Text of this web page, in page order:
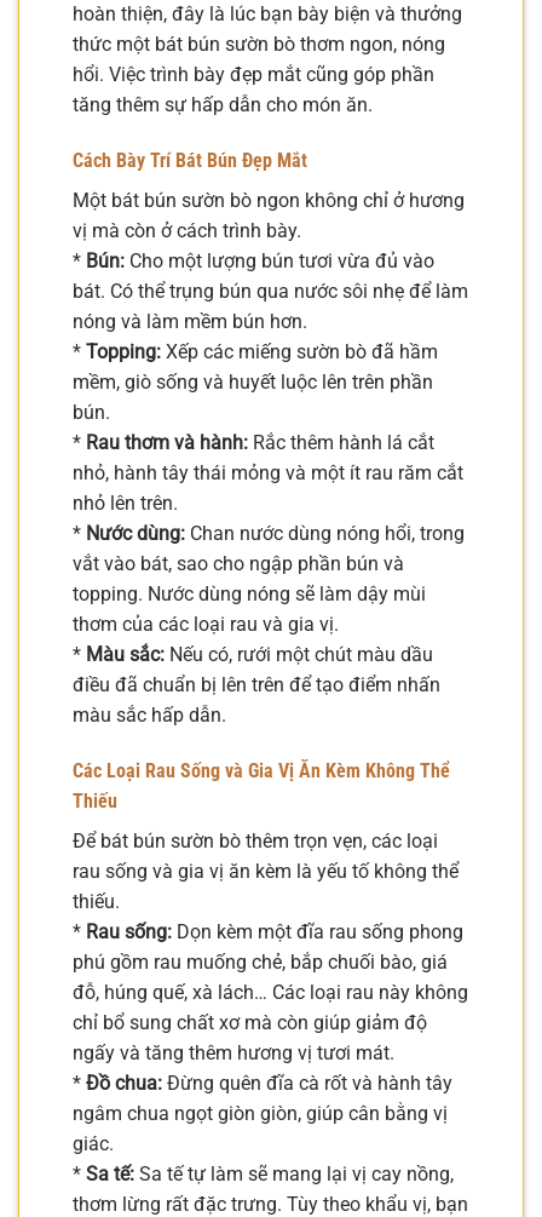
hoàn thiện, đây là lúc bạn bày biện và thưởng
thức một bát bún sườn bò thơm ngon, nóng
hổi. Việc trình bày đẹp mắt cũng góp phần
tăng thêm sự hấp dẫn cho món ăn.
Cách Bày Trí Bát Bún Đẹp Mắt
Một bát bún sườn bò ngon không chỉ ở hương
vị mà còn ở cách trình bày.
* Bún: Cho một lượng bún tươi vừa đủ vào
bát. Có thể trụng bún qua nước sôi nhẹ để làm
nóng và làm mềm bún hơn.
* Topping: Xếp các miếng sườn bò đã hầm
mềm, giò sống và huyết luộc lên trên phần
bún.
* Rau thơm và hành: Rắc thêm hành lá cắt
nhỏ, hành tây thái mỏng và một ít rau răm cắt
nhỏ lên trên.
* Nước dùng: Chan nước dùng nóng hổi, trong
vắt vào bát, sao cho ngập phần bún và
topping. Nước dùng nóng sẽ làm dậy mùi
thơm của các loại rau và gia vị.
* Màu sắc: Nếu có, rưới một chút màu dầu
điều đã chuẩn bị lên trên để tạo điểm nhấn
màu sắc hấp dẫn.
Các Loại Rau Sống và Gia Vị Ăn Kèm Không Thể
Thiếu
Để bát bún sườn bò thêm trọn vẹn, các loại
rau sống và gia vị ăn kèm là yếu tố không thể
thiếu.
* Rau sống: Dọn kèm một đĩa rau sống phong
phú gồm rau muống chẻ, bắp chuối bào, giá
đỗ, húng quế, xà lách… Các loại rau này không
chỉ bổ sung chất xơ mà còn giúp giảm độ
ngấy và tăng thêm hương vị tươi mát.
* Đồ chua: Đừng quên đĩa cà rốt và hành tây
ngâm chua ngọt giòn giòn, giúp cân bằng vị
giác.
* Sa tế: Sa tế tự làm sẽ mang lại vị cay nồng,
thơm lừng rất đặc trưng. Tùy theo khẩu vị, bạn